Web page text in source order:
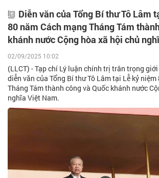
Diễn văn của Tổng Bí thư Tô Lâm
80 năm Cách mạng Tháng Tám
khánh nước Cộng hòa xã hội chủ
02/09/2025 10:02
(LLCT) - Tạp chí Lý luận chính trị trân trọng
diễn văn của Tổng Bí thư Tô Lâm tại Lễ kỷ
Tháng Tám thành công và Quốc khánh nước
nghĩa Việt Nam.